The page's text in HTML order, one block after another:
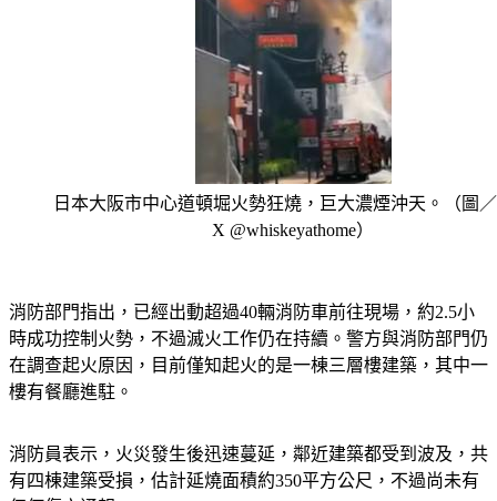
日本大阪市中心道頓堀火勢狂燒，巨大濃煙沖天。（圖
X @whiskeyathome）
消防部門指出，已經出動超過40輛消防車前往現場，約2.5小
時成功控制火勢，不過滅火工作仍在持續。警方與消防部門仍
在調查起火原因，目前僅知起火的是一棟三層樓建築，其中一
樓有餐廳進駐。
消防員表示，火災發生後迅速蔓延，鄰近建築都受到波及，共
有四棟建築受損，估計延燒面積約350平方公尺，不過尚未有